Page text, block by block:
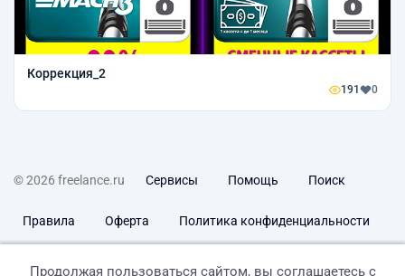
Коррекция_2
191 0
© 2026 freelance.ru Сервисы Помощь Поиск
Правила Оферта Политика конфиденциальности
Продолжая пользоваться сайтом, вы соглашаетесь с